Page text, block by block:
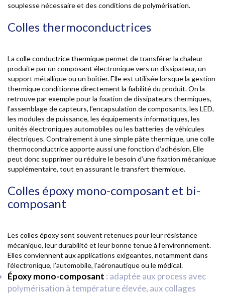
souplesse nécessaire et des conditions de polymérisation.
Colles thermoconductrices
La colle conductrice thermiquepermet de transférer la chaleur
produite par un composant électronique vers un dissipateur, un
support métallique ou un boîtier. Elle est utilisée lorsque la gestion
thermique conditionne directement la fiabilité du produit. On la
retrouve par exemple pour la fixation de dissipateurs thermiques,
l’assemblage de capteurs, l’encapsulation de composants, les LED,
les modules de puissance, les équipements informatiques, les
unités électroniques automobiles ou les batteries de véhicules
électriques. Contrairement à une simple pâte thermique, une colle
thermoconductrice apporte aussi une fonction d’adhésion. Elle
peut donc supprimer ou réduire le besoin d’une fixation mécanique
supplémentaire, tout en assurant le transfert thermique.
Colles époxy mono-composant et bi-
composant
Les colles époxy sont souvent retenues pour leur résistance
mécanique, leur durabilité et leur bonne tenue à l’environnement.
Elles conviennent aux applications exigeantes, notamment dans
l’électronique, l’automobile, l’aéronautique ou le médical.
Époxy mono-composant : adaptée aux process avec
polymérisation à température élevée, aux collages